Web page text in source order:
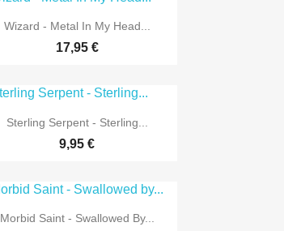
 Vorschau
Wizard - Metal In My Head...
17,95 €
 Vorschau
Sterling Serpent - Sterling...
9,95 €
 Vorschau
Morbid Saint - Swallowed By...